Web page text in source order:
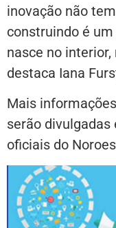
inovação não
construindo é
nasce no interior,
destaca Iana
Mais
serão
oficiais do